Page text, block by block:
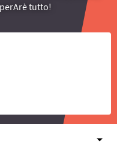
tutto!